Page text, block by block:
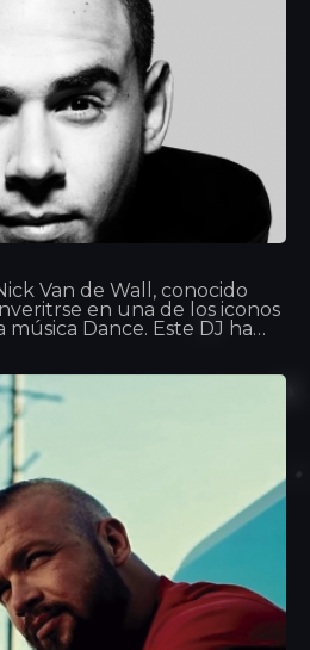
Van de Wall, conocido
en una de los iconos
Dance. Este DJ ha
de música dance,
hablan por ellos mismos.